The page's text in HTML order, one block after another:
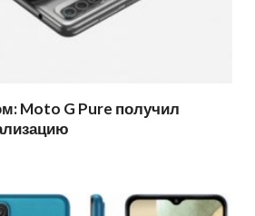
Moto G Pure получил